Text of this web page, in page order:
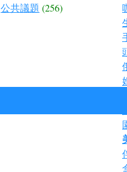
公共議題 (256)